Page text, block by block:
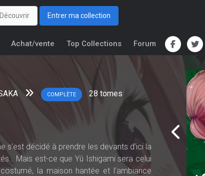
Découvrir Entrer ma collection
Achat/vente Top Collections Forum
COMPLÈTE 28 tomes
s’est décidé à prendre les devants d’ici la
Mais est-ce que Yû Ishigami sera celui
la maison hantée et l’ambiance